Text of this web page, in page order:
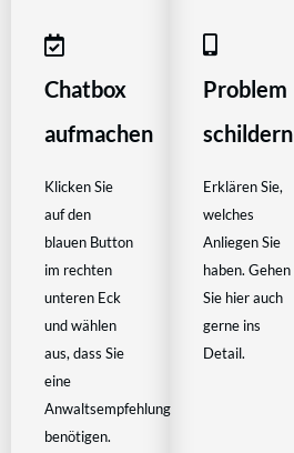
Chatbox
aufmachen
Klicken Sie
auf den
blauen Button
im rechten
unteren Eck
und wählen
aus, dass Sie
eine
Anwaltsempfehlung
benötigen.
Problem
schildern
Erklären Sie,
welches
Anliegen Sie
haben. Gehen
Sie hier auch
gerne ins
Detail.